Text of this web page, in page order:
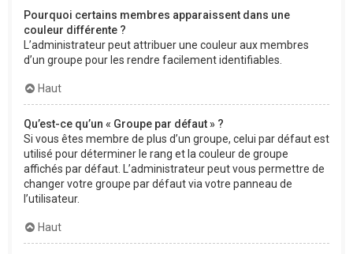
Pourquoi certains membres apparaissent dans une
couleur différente ?
L’administrateur peut attribuer une couleur aux membres
d’un groupe pour les rendre facilement identifiables.
Haut
Qu’est-ce qu’un « Groupe par défaut » ?
Si vous êtes membre de plus d’un groupe, celui par défaut est
utilisé pour déterminer le rang et la couleur de groupe
affichés par défaut. L’administrateur peut vous permettre de
changer votre groupe par défaut via votre panneau de
l’utilisateur.
Haut